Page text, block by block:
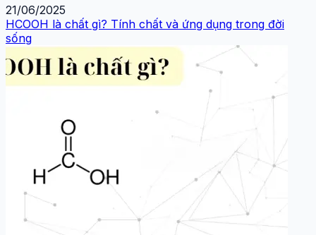
21/06/2025
HCOOH là chất gì? Tính chất và ứng dụng trong đời
sống